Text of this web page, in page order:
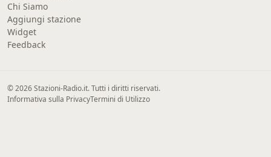
Chi Siamo
Aggiungi stazione
Widget
Feedback
© 2026 Stazioni-Radio.it. Tutti i diritti riservati.
Informativa sulla PrivacyTermini di Utilizzo